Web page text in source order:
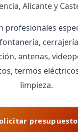
Alicante y
profesionales
antenas,
termos
limpieza.
presupuesto